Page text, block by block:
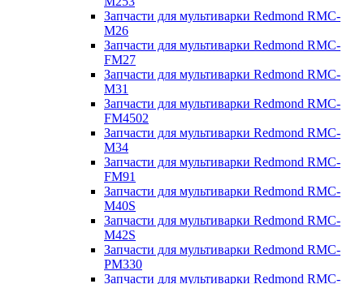
Запчасти для мультиварки Redmond RMC-
M26
Запчасти для мультиварки Redmond RMC-
FM27
Запчасти для мультиварки Redmond RMC-
M31
Запчасти для мультиварки Redmond RMC-
FM4502
Запчасти для мультиварки Redmond RMC-
M34
Запчасти для мультиварки Redmond RMC-
FM91
Запчасти для мультиварки Redmond RMC-
M40S
Запчасти для мультиварки Redmond RMC-
M42S
Запчасти для мультиварки Redmond RMC-
PM330
Запчасти для мультиварки Redmond RMC-